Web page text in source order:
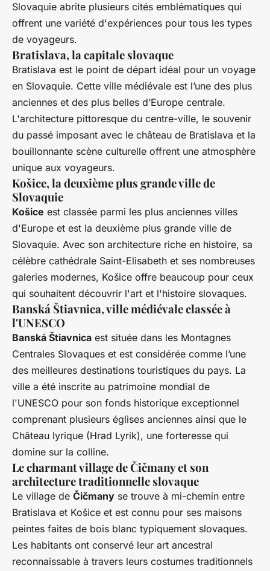
Slovaquie abrite plusieurs cités emblématiques qui
offrent une variété d'expériences pour tous les types
de voyageurs.
Bratislava, la capitale slovaque
Bratislava est le point de départ idéal pour un voyage
en Slovaquie. Cette ville médiévale est l’une des plus
anciennes et des plus belles d’Europe centrale.
L'architecture pittoresque du centre-ville, le souvenir
du passé imposant avec le château de Bratislava et la
bouillonnante scène culturelle offrent une atmosphère
unique aux voyageurs.
Košice, la deuxième plus grande ville de
Slovaquie
Košice est classée parmi les plus anciennes villes
d'Europe et est la deuxième plus grande ville de
Slovaquie. Avec son architecture riche en histoire, sa
célèbre cathédrale Saint-Elisabeth et ses nombreuses
galeries modernes, Košice offre beaucoup pour ceux
qui souhaitent découvrir l'art et l'histoire slovaques.
Banská Štiavnica, ville médiévale classée à
l'UNESCO
Banská Štiavnica est située dans les Montagnes
Centrales Slovaques et est considérée comme l’une
des meilleures destinations touristiques du pays. La
ville a été inscrite au patrimoine mondial de
l'UNESCO pour son fonds historique exceptionnel
comprenant plusieurs églises anciennes ainsi que le
Château lyrique (Hrad Lyrik), une forteresse qui
domine sur la colline.
Le charmant village de Čičmany et son
architecture traditionnelle slovaque
Le village de Čičmany se trouve à mi-chemin entre
Bratislava et Košice et est connu pour ses maisons
peintes faites de bois blanc typiquement slovaques.
Les habitants ont conservé leur art ancestral
reconnaissable à travers leurs costumes traditionnels